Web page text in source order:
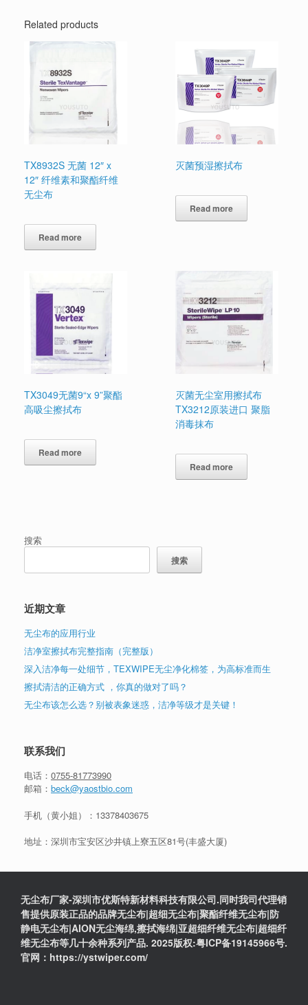
Related products
TX8932S 无菌 12″ x
12″ 纤维素和聚酯纤维
无尘布
Read more
灭菌预湿擦拭布
Read more
TX3049无菌9“x 9”聚酯
高吸尘擦拭布
Read more
灭菌无尘室用擦拭布
TX3212原装进口 聚脂
消毒抹布
Read more
搜索
搜索
近期文章
无尘布的应用行业
洁净室擦拭布完整指南（完整版）
深入洁净每一处细节，TEXWIPE无尘净化棉签，为高标准而生
擦拭清洁的正确方式 ，你真的做对了吗？
无尘布该怎么选？别被表象迷惑，洁净等级才是关键！
联系我们
电话： 0755-81773990
邮箱： beck@yaostbio.com
手机（黄小姐）： 13378403675
地址：深圳市宝安区沙井镇上寮五区81号(丰盛大厦)
无尘布厂家-深圳市优斯特新材料科技有限公司.同时我司代理销
售提供原装正品的品牌无尘布|超细无尘布|聚酯纤维无尘布|防
静电无尘布|AION无尘海绵,擦拭海绵|亚超细纤维无尘布|超细纤
维无尘布等几十余种系列产品. 2025版权:粤ICP备19145966号.
官网：https://ystwiper.com/